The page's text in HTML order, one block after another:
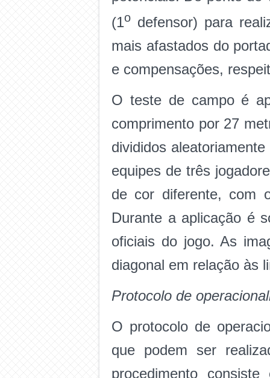
(1o defensor) para
mais afastados do
e compensações,
O teste de campo é
comprimento por 27
divididos
equipes de três
de cor diferente, com
Durante a aplicação é
oficiais do jogo. As
diagonal em relação às
Protocolo de
O protocolo de
que podem ser
procedimento